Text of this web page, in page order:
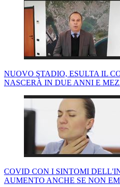
NUOVO STADIO, ESULTA IL
NASCERÀ IN DUE ANNI E
COVID CON I SINTOMI
AUMENTO ANCHE SE NON